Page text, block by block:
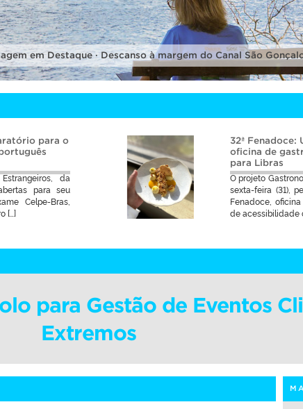
em Destaque · Descanso à margem do Canal São
para o
da
para seu
Celpe-Bras,
[…]
32ª Fenadoce:
oficina de
para Libras
O projeto
sexta-feira (31),
Fenadoce,
de acessibilidade
para Gestão de Eventos
Extremos